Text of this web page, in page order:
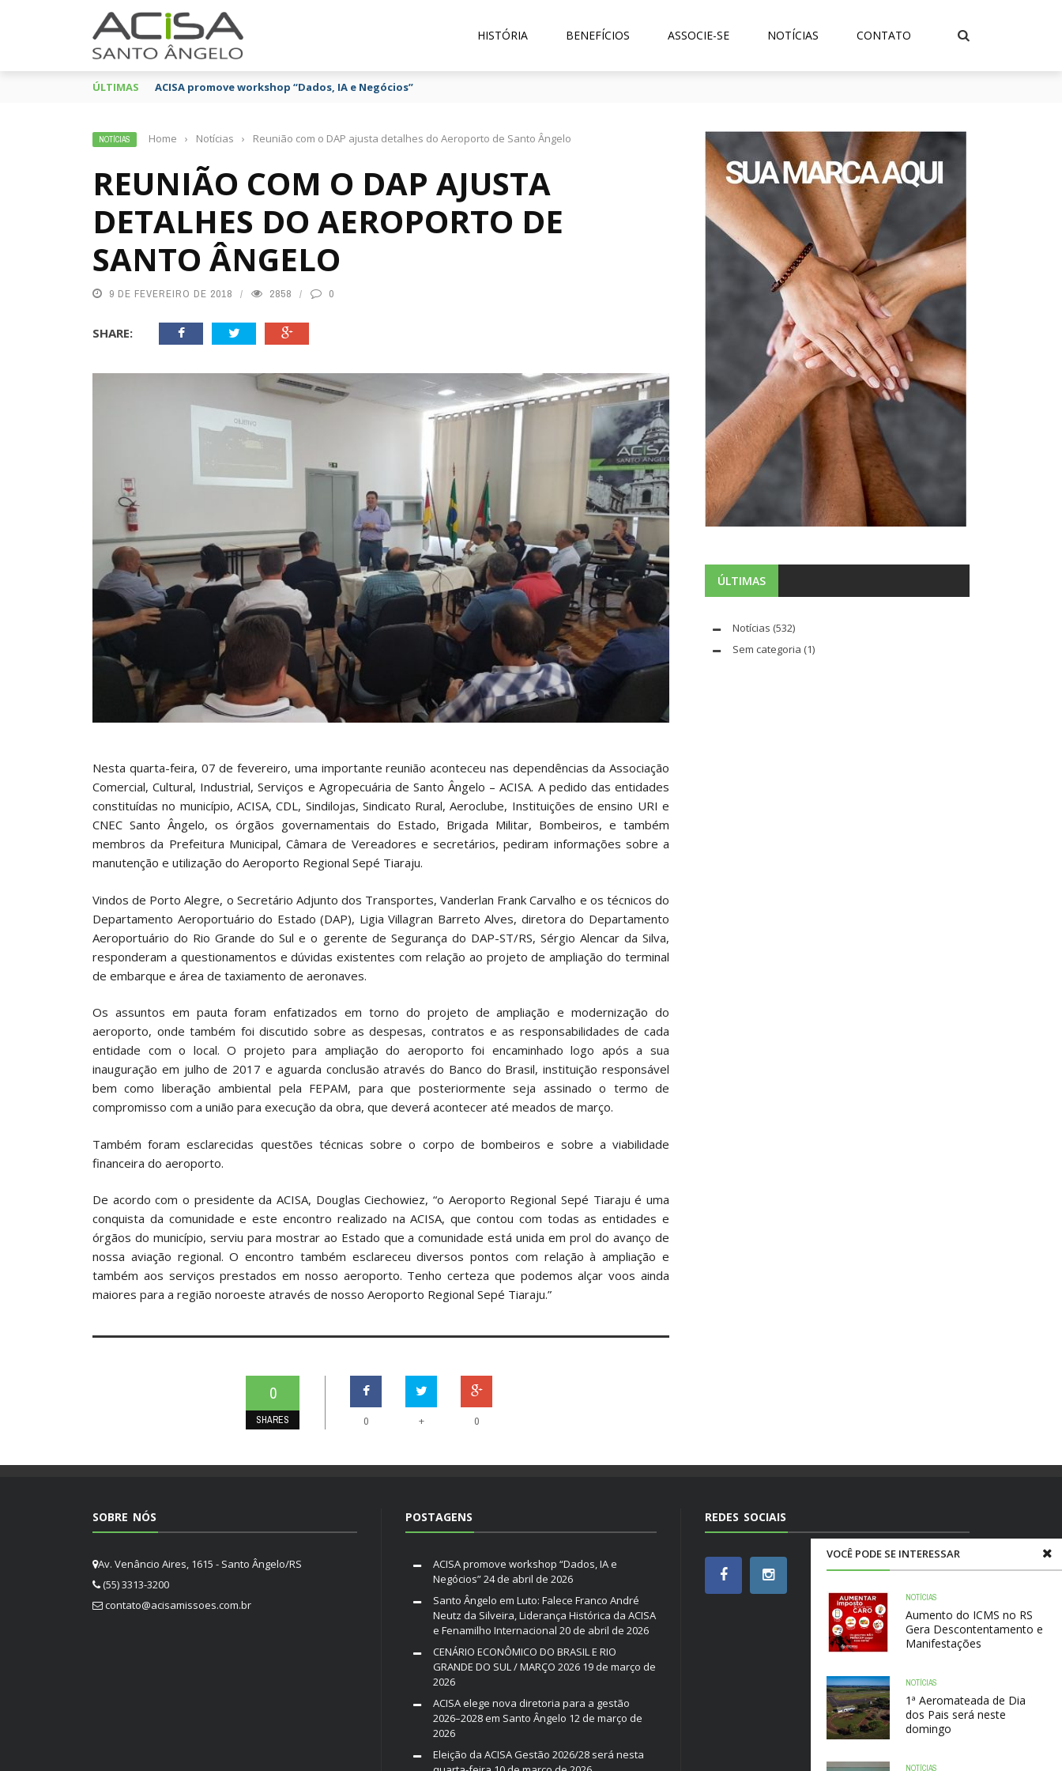
HISTÓRIA BENEFÍCIOS ASSOCIE-SE NOTÍCIAS CONTATO
ÚLTIMAS ACISA promove workshop “Dados, IA e Negócios”
NOTÍCIAS Home › Notícias › Reunião com o DAP ajusta detalhes do Aeroporto de Santo Ângelo
REUNIÃO COM O DAP AJUSTA
DETALHES DO AEROPORTO DE
SANTO ÂNGELO
9 DE FEVEREIRO DE 2018 2858 0
SHARE:
Nesta quarta-feira, 07 de fevereiro, uma importante reunião aconteceu nas dependências da Associação
Comercial, Cultural, Industrial, Serviços e Agropecuária de Santo Ângelo – ACISA. A pedido das entidades
constituídas no município, ACISA, CDL, Sindilojas, Sindicato Rural, Aeroclube, Instituições de ensino URI e
CNEC Santo Ângelo, os órgãos governamentais do Estado, Brigada Militar, Bombeiros, e também
membros da Prefeitura Municipal, Câmara de Vereadores e secretários, pediram informações sobre a
manutenção e utilização do Aeroporto Regional Sepé Tiaraju.
Vindos de Porto Alegre, o Secretário Adjunto dos Transportes, Vanderlan Frank Carvalho e os técnicos do
Departamento Aeroportuário do Estado (DAP), Ligia Villagran Barreto Alves, diretora do Departamento
Aeroportuário do Rio Grande do Sul e o gerente de Segurança do DAP-ST/RS, Sérgio Alencar da Silva,
responderam a questionamentos e dúvidas existentes com relação ao projeto de ampliação do terminal
de embarque e área de taxiamento de aeronaves.
Os assuntos em pauta foram enfatizados em torno do projeto de ampliação e modernização do
aeroporto, onde também foi discutido sobre as despesas, contratos e as responsabilidades de cada
entidade com o local. O projeto para ampliação do aeroporto foi encaminhado logo após a sua
inauguração em julho de 2017 e aguarda conclusão através do Banco do Brasil, instituição responsável
bem como liberação ambiental pela FEPAM, para que posteriormente seja assinado o termo de
compromisso com a união para execução da obra, que deverá acontecer até meados de março.
Também foram esclarecidas questões técnicas sobre o corpo de bombeiros e sobre a viabilidade
financeira do aeroporto.
De acordo com o presidente da ACISA, Douglas Ciechowiez, “o Aeroporto Regional Sepé Tiaraju é uma
conquista da comunidade e este encontro realizado na ACISA, que contou com todas as entidades e
órgãos do município, serviu para mostrar ao Estado que a comunidade está unida em prol do avanço de
nossa aviação regional. O encontro também esclareceu diversos pontos com relação à ampliação e
também aos serviços prestados em nosso aeroporto. Tenho certeza que podemos alçar voos ainda
maiores para a região noroeste através de nosso Aeroporto Regional Sepé Tiaraju.”
0
SHARES 0 + 0
VOCÊ PODE SE INTERESSAR
NOTÍCIAS
Aumento do ICMS no RS
Gera Descontentamento e
Manifestações
NOTÍCIAS
1ª Aeromateada de Dia
dos Pais será neste
domingo
NOTÍCIAS
ÚLTIMAS
Notícias (532)
Sem categoria (1)
SOBRE NÓS
Av. Venâncio Aires, 1615 - Santo Ângelo/RS
(55) 3313-3200
contato@acisamissoes.com.br
POSTAGENS
ACISA promove workshop “Dados, IA e
Negócios”24 de abril de 2026
Santo Ângelo em Luto: Falece Franco André
Neutz da Silveira, Liderança Histórica da ACISA
e Fenamilho Internacional 20 de abril de 2026
CENÁRIO ECONÔMICO DO BRASIL E RIO
GRANDE DO SUL / MARÇO 2026 19 de março de
2026
ACISA elege nova diretoria para a gestão
2026–2028 em Santo Ângelo 12 de março de
2026
Eleição da ACISA Gestão 2026/28 será nesta
REDES SOCIAIS